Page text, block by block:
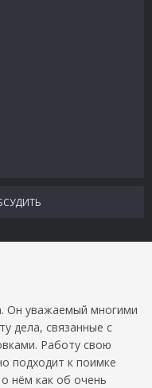
Он уважаемый многими
дела, связанные с
Работу свою
подходит к поимке
нём как об очень